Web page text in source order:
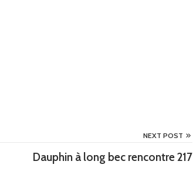
NEXT POST
Dauphin à long bec rencontre 217